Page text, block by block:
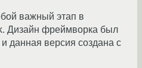
важный этап в
Дизайн фреймворка был
данная версия создана с